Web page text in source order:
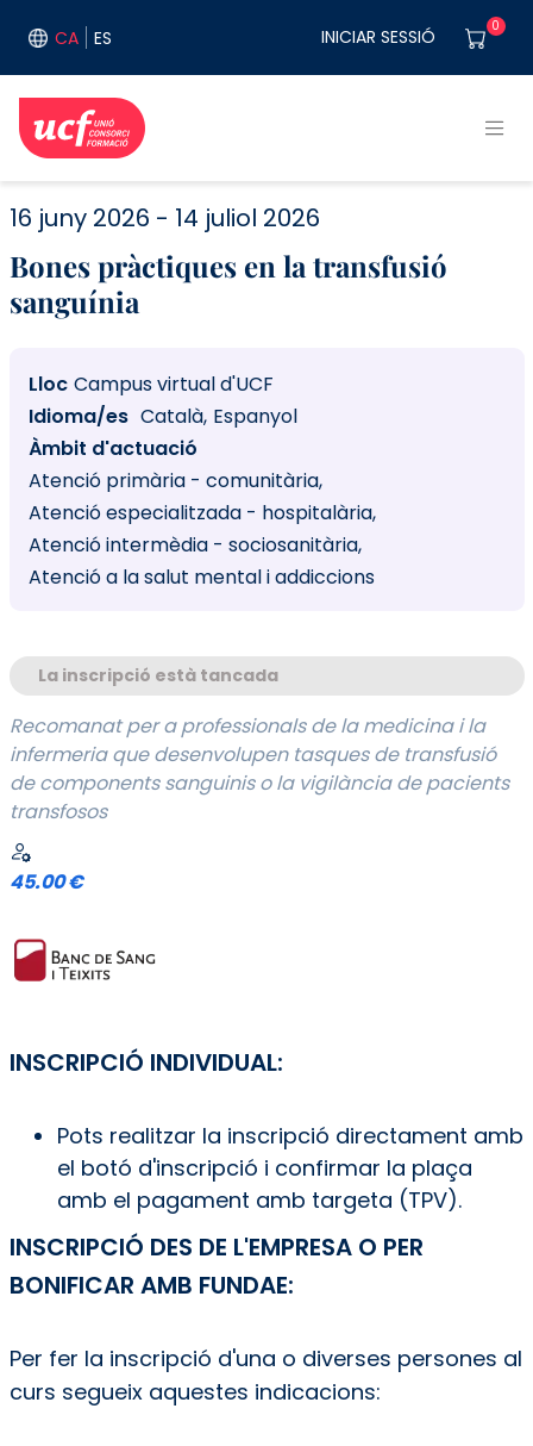
CA ES User
INICIAR SESSIÓ 0
16 juny 2026 14 juliol 2026
Bones pràctiques en la transfusió
sanguínia
Lloc Campus virtual d'UCF
Idioma/es Català Espanyol
Àmbit d'actuació
Atenció primària - comunitària
Atenció especialitzada - hospitalària
Atenció intermèdia - sociosanitària
Atenció a la salut mental i addiccions
La inscripció està tancada
Recomanat per a professionals de la medicina i la
infermeria que desenvolupen tasques de transfusió
de components sanguinis o la vigilància de pacients
transfosos
45.00 €
INSCRIPCIÓ INDIVIDUAL:
Pots realitzar la inscripció directament amb
el botó d'inscripció i confirmar la plaça
amb el pagament amb targeta (TPV).
INSCRIPCIÓ DES DE L'EMPRESA O PER
BONIFICAR AMB FUNDAE:
Per fer la inscripció d'una o diverses persones al
curs segueix aquestes indicacions: